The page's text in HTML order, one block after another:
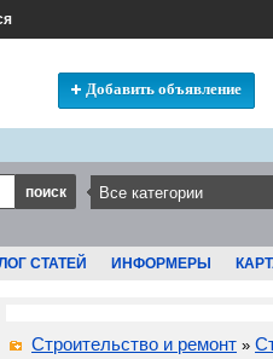
Добавить объявление
СТАТЕЙ ИНФОРМЕРЫ
Строительство и ремонт »